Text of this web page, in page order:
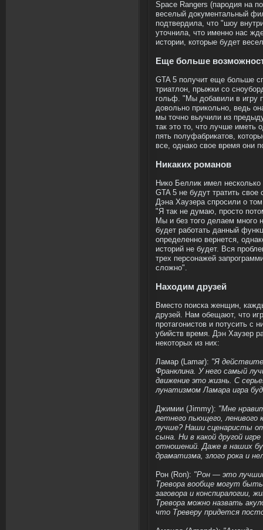
Space Rangers (пародия на
веселый документальный
подтвердила, что "шоу
уточнила, что именно нас
истории, которые будет
Еще больше
GTA 5 получит еще больше
триатлон, прыжки со
гольф. "Мы добавили в игру
довольно прикольно, ведь
мы точно выучили из
так это то, что лучше иметь
пять полуфабрикатов,
все, однако свое время они
Никаких романов
Нико Беллик имел
GTA 5 не будут тратить
Дэна Хаузера спросили о
"Я так не думаю, просто
Мы и без того делаем много
будет работать данный
определенно вернется,
историй не будет. Вся
трех персонажей
сложно".
Находим друзей
Вместо поиска женщин,
друзей. Нам обещают, что
протагонистов и потусить с
убийств время. Дэн Хаузер
некоторых из них:
Ламар (Lamar): "Я
Франклина. У него самый
движение это жизнь. С
лунатизмом Ламара игра
Джимии (Jimmy): "Мне
летнего пьющего,
лучше? Наши сценаристы
сына. Ни в какой другой
отношений. Даже в наших
драматизма, злого рока и
Рон (Ron): "Рон — это лучший
Тревора вообще могут
заговора и конспиралогии,
Тревора можно назвать
что Треверу придется